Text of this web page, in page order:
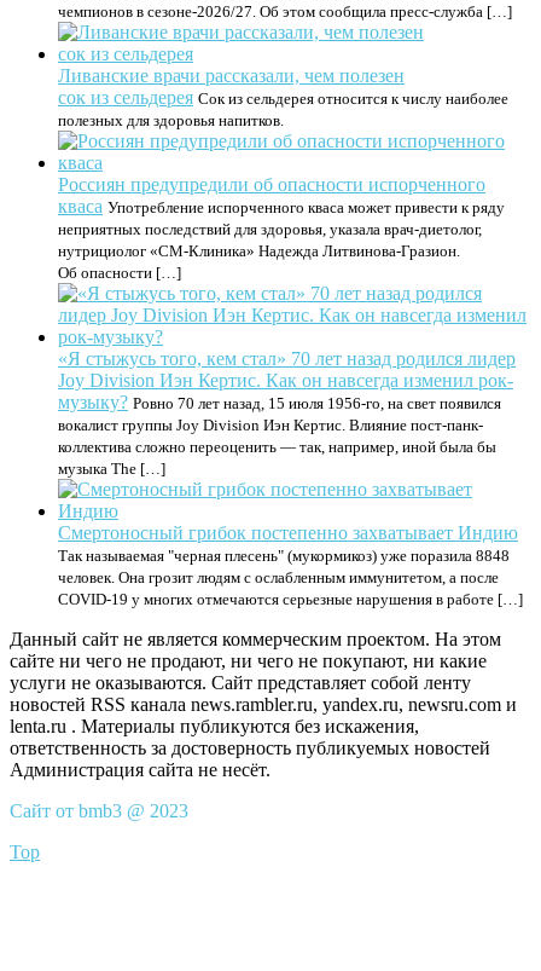
чемпионов в сезоне-2026/27. Об этом сообщила пресс-служба […]
Ливанские врачи рассказали, чем полезен
сок из сельдерея Сок из сельдерея относится к числу наиболее
полезных для здоровья напитков.
Россиян предупредили об опасности испорченного
кваса Употребление испорченного кваса может привести к ряду
неприятных последствий для здоровья, указала врач-диетолог,
нутрициолог «СМ-Клиника» Надежда Литвинова-Гразион.
Об опасности […]
«Я стыжусь того, кем стал» 70 лет назад родился лидер
Joy Division Иэн Кертис. Как он навсегда изменил рок-
музыку? Ровно 70 лет назад, 15 июля 1956-го, на свет появился
вокалист группы Joy Division Иэн Кертис. Влияние пост-панк-
коллектива сложно переоценить — так, например, иной была бы
музыка The […]
Смертоносный грибок постепенно захватывает Индию
Так называемая "черная плесень" (мукормикоз) уже поразила 8848
человек. Она грозит людям с ослабленным иммунитетом, а после
COVID-19 у многих отмечаются серьезные нарушения в работе […]
Данный сайт не является коммерческим проектом. На этом
сайте ни чего не продают, ни чего не покупают, ни какие
услуги не оказываются. Сайт представляет собой ленту
новостей RSS канала news.rambler.ru, yandex.ru, newsru.com и
lenta.ru . Материалы публикуются без искажения,
ответственность за достоверность публикуемых новостей
Администрация сайта не несёт.
Сайт от bmb3 @ 2023
Top